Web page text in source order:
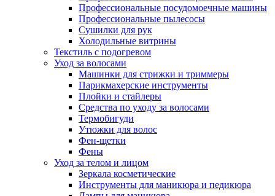
Профессиональные посудомоечные машины
Профессиональные пылесосы
Сушилки для рук
Холодильные витрины
Текстиль с подогревом
Уход за волосами
Машинки для стрижки и триммеры
Парикмахерские инструменты
Плойки и стайлеры
Средства по уходу за волосами
Термобигуди
Утюжки для волос
Фен-щетки
Фены
Уход за телом и лицом
Зеркала косметические
Инструменты для маникюра и педикюра